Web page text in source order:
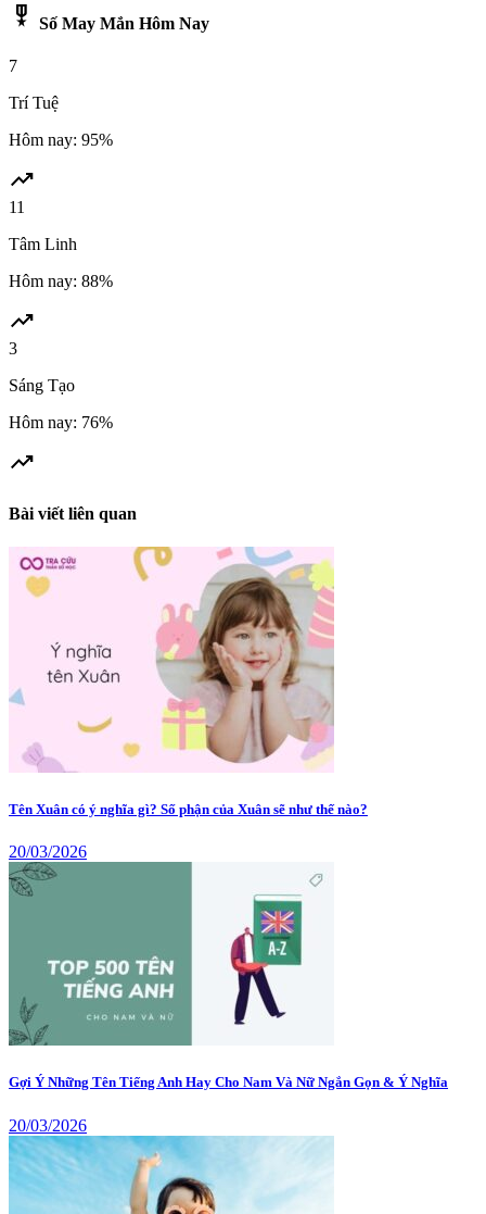
military_tech Số May Mắn Hôm Nay
7
Trí Tuệ
Hôm nay: 95%
trending_up
11
Tâm Linh
Hôm nay: 88%
trending_up
3
Sáng Tạo
Hôm nay: 76%
trending_up
Bài viết liên quan
Tên Xuân có ý nghĩa gì? Số phận của Xuân sẽ như thế nào?
20/03/2026
Gợi Ý Những Tên Tiếng Anh Hay Cho Nam Và Nữ Ngắn Gọn & Ý Nghĩa
20/03/2026